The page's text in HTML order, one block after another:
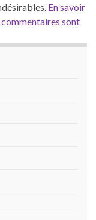
En savoir
commentaires sont